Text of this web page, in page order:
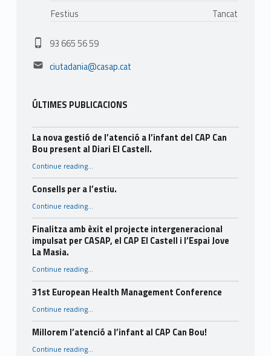
Festius
Tancat
Phone number:
93 665 56 59
Email address:
ciutadania@casap.cat
ÚLTIMES PUBLICACIONS
La nova gestió de l’atenció a l’infant del CAP Can
Bou present al Diari El Castell.
Continue reading“La nova gestió de l’atenció a l’infant del CAP Can Bou present al Diari El Castell.”
…
Consells per a l’estiu.
Continue reading…
Finalitza amb èxit el projecte intergeneracional
impulsat per CASAP, el CAP El Castell i l’Espai Jove
La Masia.
Continue reading“Finalitza amb èxit el projecte intergeneracional impulsat per CASAP, el CAP El Castell i l’Espai Jove La Masia.”
…
31st European Health Management Conference
Continue reading“31st European Health Management Conference”
…
Millorem l’atenció a l’infant al CAP Can Bou!
Continue reading“Millorem l’atenció a l’infant al CAP Can Bou!”
…